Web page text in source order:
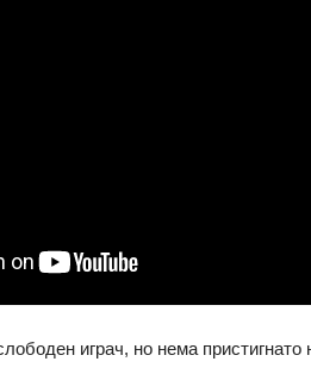
играч, но нема пристигнато